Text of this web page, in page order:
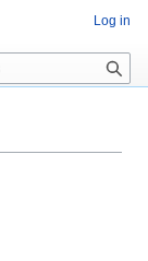
Log in